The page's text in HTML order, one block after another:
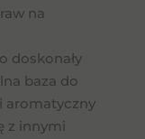
na
doskonały
baza do
aromatyczny
z innymi